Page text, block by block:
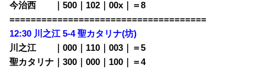
今治西 ｜500｜102｜00x｜＝8
=====================================
12:30 川之江 5-4 聖カタリナ(坊)
川之江 ｜000｜110｜003｜＝5
聖カタリナ｜300｜000｜100｜＝4